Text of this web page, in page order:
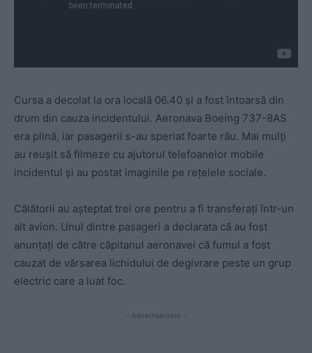
Cursa a decolat la ora locală 06.40 și a fost întoarsă din
drum din cauza incidentului. Aeronava Boeing 737-8AS
era plină, iar pasagerii s-au speriat foarte rău. Mai mulți
au reușit să filmeze cu ajutorul telefoanelor mobile
incidentul și au postat imaginile pe rețelele sociale.
Călătorii au așteptat trei ore pentru a fi transferați într-un
alt avion. Unul dintre pasageri a declarata că au fost
anunțați de către căpitanul aeronavei că fumul a fost
cauzat de vărsarea lichidului de degivrare peste un grup
electric care a luat foc.
- Advertisement -